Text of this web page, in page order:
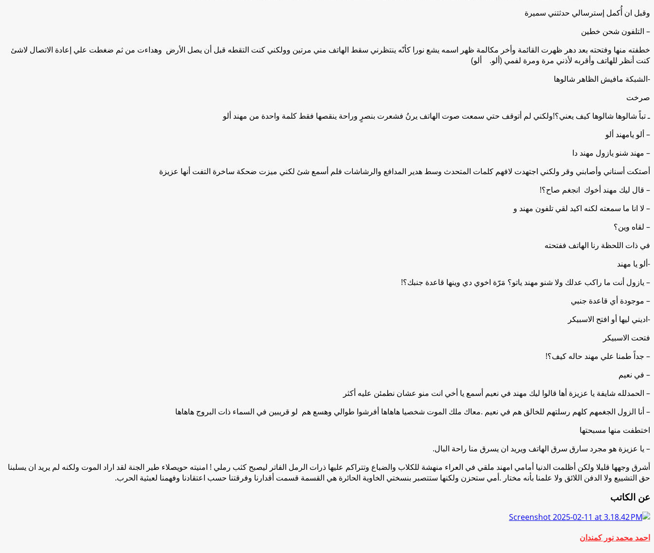
وقبل ان أُكمل إسترسالي حدثتني سميرة
– التلفون شحن خطين
خطفته منها وفتحته بعد دهر ظهرت القائمة وأخر مكالمة ظهر اسمه يشع نورا كأنّه ينتظرني سقط الهاتف مني مرتين وولكني كنت التقطه قبل أن يصل الأرض وهداءت من ثم ضغطت علي إعادة الاتصال لاشئ
كنت أنظر للهاتف وأقربه لأذني مرة ومرة لفمي (ألو. ألو)
-الشبكة مافيش الظاهر شالوها
صرخت
ـ تباً شالوها شالوها كيف يعني؟!ولكني لم أتوقف حتي سمعت صوت الهاتف يرنُ فشعرت بنصرٍ وراحة ينقصها فقط كلمة واحدة من مهند ألو
– ألو يامهند ألو
– مهند شنو يازول مهند دا
أصتكت أسناني وأصابني وقر ولكني اجتهدت لافهم كلمات المتحدث وسط هدير المدافع والرشاشات فلم أسمع شئ لكني ميزت ضحكة ساخرة التفت أنها عزيزة
– قال ليك مهند أخوك انجغم صاح؟!
– لا انا ما سمعته لكنه اكيد لقي تلفون مهند و
– لقاه وين؟
في ذات اللحظة رنا الهاتف ففتحته
-ألو يا مهند
– يازول أنت ما راكب عدلك ولا شنو مهند ياتو؟ مَرّة اخوي دي وينها قاعدة جنبك؟!
– موجودة أي قاعدة جنبي
-اديني ليها أو افتح الاسبيكر
فتحت الاسبيكر
– جداً طمنا علي مهند حاله كيف؟!
– في نعيم
– الحمدلله شايفة يا عزيزة أها قالوا ليك مهند في نعيم أسمع يا أخي انت منو عشان نطمئن عليه أكثر
– أنا الزول الجغمهم كلهم رسلتهم للخالق هم في نعيم .معاك ملك الموت شخصيا هاهاها أفرشوا طوالي وهسع هم لو قريبين في السماء ذات البروج هاهاها
اختطفت منها مسبحتها
– يا عزيزة هو مجرد سارق سرق الهاتف ويريد ان يسرق منا راحة البال.
أشرق وجهها قليلا ولكن أظلمت الدنيا أمامي امهند ملقي في العراء منهشة للكلاب والضباع وتتراكم عليها ذرات الرمل الفاتر ليصبح كثب رملي ! امنيته حويصلاء طير الجنة لقد اراد الموت ولكنه لم يريد ان يسلبنا
حق التشييع ولا الدفن اللائق ولا علمنا بأنه مختار .أمي ستحزن ولكنها ستتصبر بنسختي الخاوية الحائرة هي القسمة قسمت أقدارنا وفرقتنا حسب اعتقادنا وفهمنا لعبثية الحرب.
عن الكاتب
احمد محمد نور كمندان